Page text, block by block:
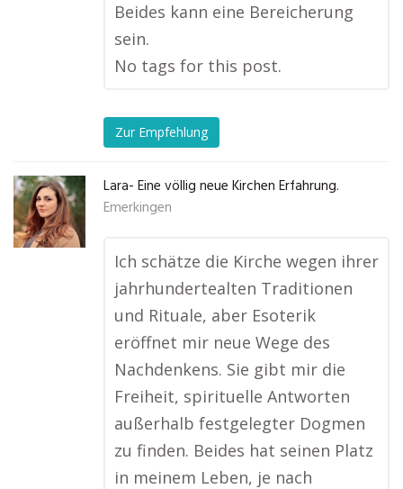
Beides kann eine Bereicherung
sein.
No tags for this post.
Zur Empfehlung
Lara- Eine völlig neue Kirchen Erfahrung.
Emerkingen
Ich schätze die Kirche wegen ihrer
jahrhundertealten Traditionen
und Rituale, aber Esoterik
eröffnet mir neue Wege des
Nachdenkens. Sie gibt mir die
Freiheit, spirituelle Antworten
außerhalb festgelegter Dogmen
zu finden. Beides hat seinen Platz
in meinem Leben, je nach